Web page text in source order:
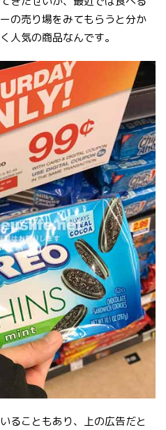
の売り場をみてもらうと分か
人気の商品なんです。
ることもあり、上の広告だと